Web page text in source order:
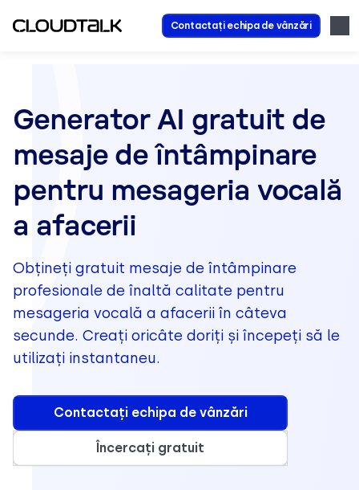
Contactați echipa de vânzări
Generator AI gratuit de
mesaje de întâmpinare
pentru mesageria vocală
a afacerii
Obțineți gratuit mesaje de întâmpinare
profesionale de înaltă calitate pentru
mesageria vocală a afacerii în câteva
secunde. Creați oricâte doriți și începeți să le
utilizați instantaneu.
Contactați echipa de vânzări
Încercați gratuit